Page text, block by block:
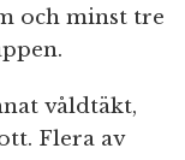
och minst tre
våldtäkt,
Flera av